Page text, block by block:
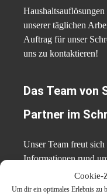
Cookie-
Um dir ein optimales Erlebnis zu
unserer täglichen
Auftrag für unser
uns zu kontaktieren!
Das Team von
Partner im
Unser Team freut
Informationen rund
https://
per Telefon unter